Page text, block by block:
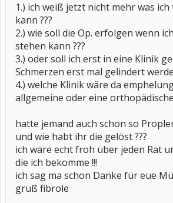
1.) ich weiß jetzt nicht mehr was
kann ???
2.) wie soll die Op. erfolgen wenn
stehen kann ???
3.) oder soll ich erst in eine Klinik
Schmerzen erst mal gelindert
4.) welche Klinik wäre da
allgemeine oder eine orthopädische
hatte jemand auch schon so
und wie habt ihr die gelöst ???
ich wäre echt froh über jeden Rat
die ich bekomme !!!
ich sag ma schon Danke für eue
gruß fibrole